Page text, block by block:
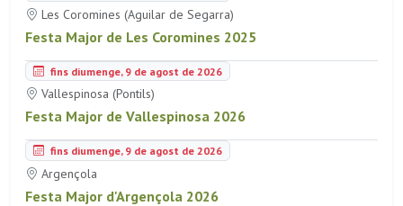
Les Coromines (Aguilar de Segarra)
Festa Major de Les Coromines 2025
fins diumenge, 9 de agost de 2026
Vallespinosa (Pontils)
Festa Major de Vallespinosa 2026
fins diumenge, 9 de agost de 2026
Argençola
Festa Major d'Argençola 2026